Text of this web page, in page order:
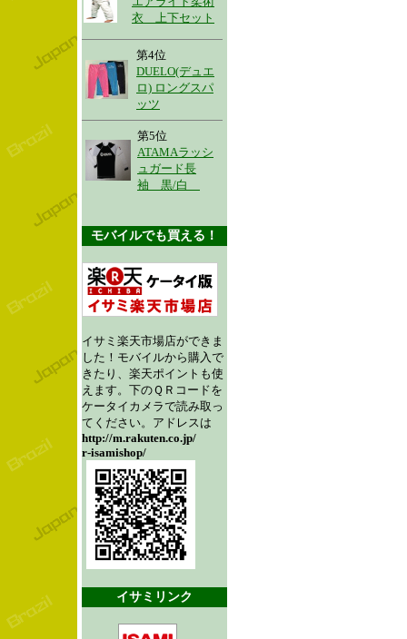
衣 上下セット
第4位
DUELO(デュエ
ロ) ロングスパ
ッツ
第5位
ATAMAラッシ
ュガード長
袖 黒/白
モバイルでも買える！
イサミ楽天市場店ができま
した！モバイルから購入で
きたり、楽天ポイントも使
えます。下のＱＲコードを
ケータイカメラで読み取っ
てください。アドレスは
http://m.rakuten.co.jp/
r-isamishop/
イサミリンク